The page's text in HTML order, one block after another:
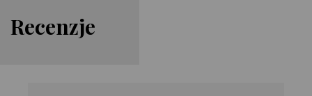
Recenzje